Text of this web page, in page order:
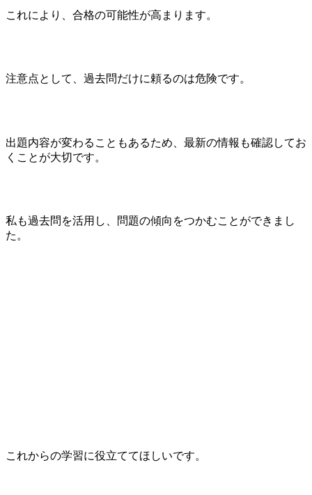
これにより、合格の可能性が高まります。
注意点として、過去問だけに頼るのは危険です。
出題内容が変わることもあるため、最新の情報も確認してお
くことが大切です。
私も過去問を活用し、問題の傾向をつかむことができまし
た。
これからの学習に役立ててほしいです。